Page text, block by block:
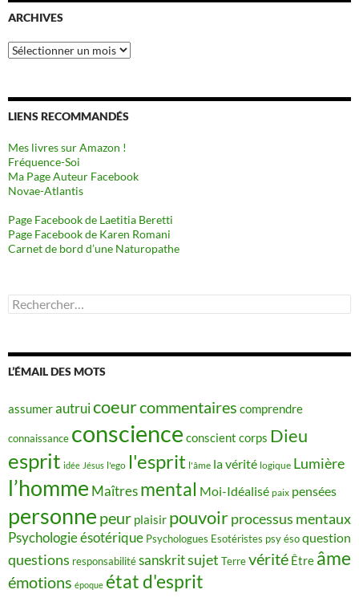
ARCHIVES
Archives
LIENS RECOMMANDÉS
Mes livres sur Amazon !
Fréquence-Soi
Ma Page Auteur Facebook
Novae-Atlantis
Page Facebook de Laetitia Beretti
Page Facebook de Karen Romani
Carnet de bord d’une Naturopathe
Rechercher :
L’ÉMAIL DES MOTS
assumerautruicoeurcommentaires comprendre
connaissance conscience conscient corps Dieu
esprit idée Jésus l'ego l'esprit l'âme la vérité logique Lumière
l’homme Maîtres mental Moi-Idéalisé paix pensées
personne peur plaisir pouvoirprocessus mentaux
Psychologie ésotérique Psychologues Esotéristes psy ésoquestion
questions responsabilitésanskritsujet Terrevérité Être âme
émotions époque état d'esprit